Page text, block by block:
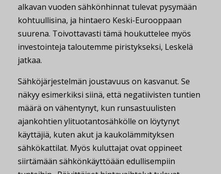
alkavan vuoden sähkönhinnat tulevat pysymään
kohtuullisina, ja hintaero Keski-Eurooppaan
suurena. Toivottavasti tämä houkuttelee myös
investointeja taloutemme piristykseksi, Leskelä
jatkaa.
Sähköjärjestelmän joustavuus on kasvanut. Se
näkyy esimerkiksi siinä, että negatiivisten tuntien
määrä on vähentynyt, kun runsastuulisten
ajankohtien ylituotantosähkölle on löytynyt
käyttäjiä, kuten akut ja kaukolämmityksen
sähkökattilat. Myös kuluttajat ovat oppineet
siirtämään sähkönkäyttöään edullisempiin